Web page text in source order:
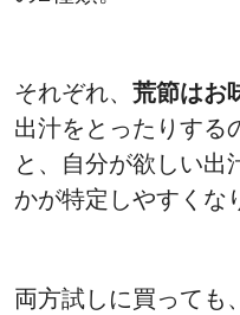
それぞれ、 荒節はお
出汁をとったりする
と、自分が欲しい出
かが特定しやすくな
両方試しに買っても